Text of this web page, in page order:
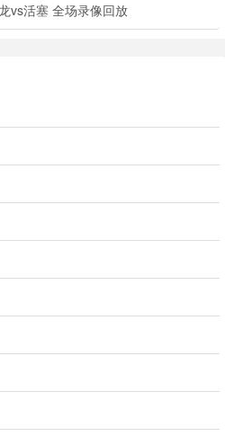
vs活塞 全场录像回放